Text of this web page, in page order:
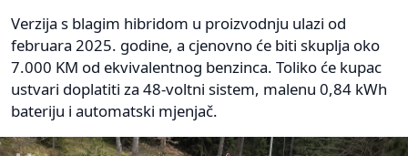
Verzija s blagim hibridom u proizvodnju ulazi od
februara 2025. godine, a cjenovno će biti skuplja oko
7.000 KM od ekvivalentnog benzinca. Toliko će kupac
ustvari doplatiti za 48-voltni sistem, malenu 0,84 kWh
bateriju i automatski mjenjač.